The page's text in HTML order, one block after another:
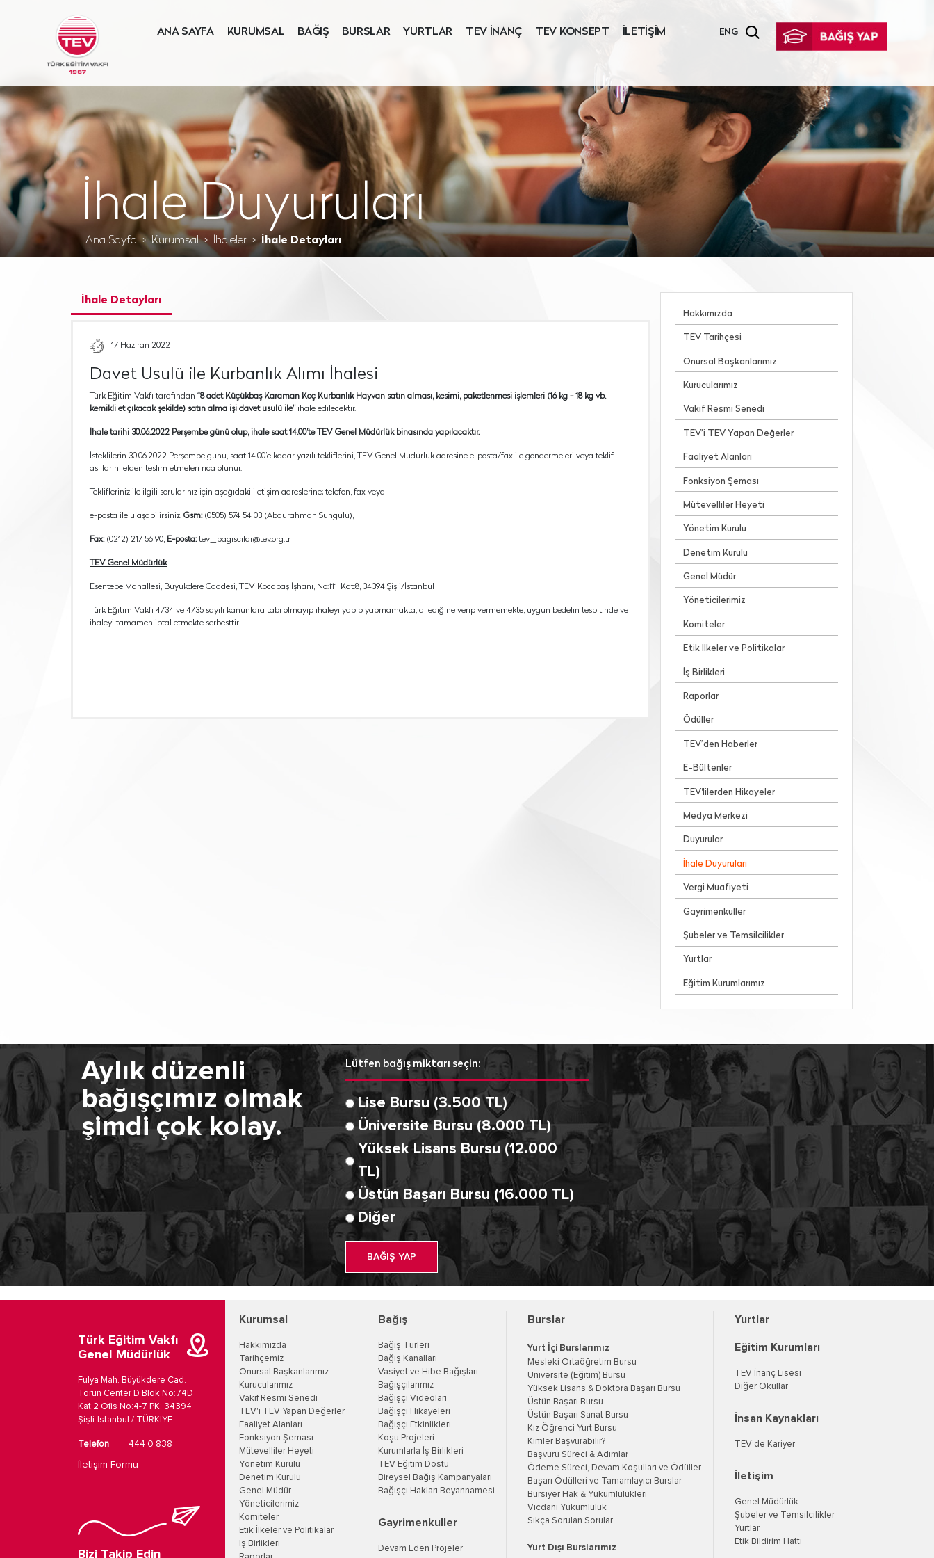
ANA SAYFA KURUMSAL BAĞIŞ BURSLAR YURTLAR TEV İNANÇ TEV KONSEPT İLETİŞİM ENG
İhale Duyuruları
Ana Sayfa Kurumsal İhaleler İhale Detayları
İhale Detayları
17 Haziran 2022
Davet Usulü ile Kurbanlık Alımı İhalesi
Türk Eğitim Vakfı tarafından “8 adet Küçükbaş Karaman Koç Kurbanlık Hayvan satın alması, kesimi, paketlenmesi işlemleri (16 kg - 18 kg vb.
kemikli et çıkacak şekilde) satın alma işi davet usulü ile” ihale edilecektir.
İhale tarihi 30.06.2022 Perşembe günü olup, ihale saat 14.00’te TEV Genel Müdürlük binasında yapılacaktır.
İsteklilerin 30.06.2022 Perşembe günü, saat 14.00’e kadar yazılı tekliflerini, TEV Genel Müdürlük adresine e-posta/fax ile göndermeleri veya teklif
asıllarını elden teslim etmeleri rica olunur.
Teklifleriniz ile ilgili sorularınız için aşağıdaki iletişim adreslerine; telefon, fax veya
e-posta ile ulaşabilirsiniz. Gsm: (0505) 574 54 03 (Abdurahman Süngülü),
Fax: (0212) 217 56 90, E-posta:tev_bagiscilar@tev.org.tr
TEV Genel Müdürlük
Esentepe Mahallesi, Büyükdere Caddesi, TEV Kocabaş İşhanı, No:111, Kat:8, 34394 Şişli/İstanbul
Türk Eğitim Vakfı 4734 ve 4735 sayılı kanunlara tabi olmayıp ihaleyi yapıp yapmamakta, dilediğine verip vermemekte, uygun bedelin tespitinde ve
ihaleyi tamamen iptal etmekte serbesttir.
Hakkımızda
TEV Tarihçesi
Onursal Başkanlarımız
Kurucularımız
Vakıf Resmi Senedi
TEV’i TEV Yapan Değerler
Faaliyet Alanları
Fonksiyon Şeması
Mütevelliler Heyeti
Yönetim Kurulu
Denetim Kurulu
Genel Müdür
Yöneticilerimiz
Komiteler
Etik İlkeler ve Politikalar
İş Birlikleri
Raporlar
Ödüller
TEV’den Haberler
E-Bültenler
TEV'lilerden Hikayeler
Medya Merkezi
Duyurular
İhale Duyuruları
Vergi Muafiyeti
Gayrimenkuller
Şubeler ve Temsilcilikler
Yurtlar
Eğitim Kurumlarımız
Aylık düzenli
bağışçımız olmak
şimdi çok kolay.
Lütfen bağış miktarı seçin:
Lise Bursu (3.500 TL)
Üniversite Bursu (8.000 TL)
Yüksek Lisans Bursu (12.000
TL)
Üstün Başarı Bursu (16.000 TL)
Diğer
BAĞIŞ YAP
Türk Eğitim Vakfı
Genel Müdürlük
Fulya Mah. Büyükdere Cad.
Torun Center D Blok No:74D
Kat:2 Ofis No:4-7 PK: 34394
Şişli-İstanbul / TÜRKİYE
Telefon 444 0 838
İletişim Formu
Bizi Takip Edin
Kurumsal
Hakkımızda
Tarihçemiz
Onursal Başkanlarımız
Kurucularımız
Vakıf Resmi Senedi
TEV'i TEV Yapan Değerler
Faaliyet Alanları
Fonksiyon Şeması
Mütevelliler Heyeti
Yönetim Kurulu
Denetim Kurulu
Genel Müdür
Yöneticilerimiz
Komiteler
Etik İlkeler ve Politikalar
İş Birlikleri
Bağış
Bağış Türleri
Bağış Kanalları
Vasiyet ve Hibe Bağışları
Bağışçılarımız
Bağışçı Videoları
Bağışçı Hikayeleri
Bağışçı Etkinlikleri
Koşu Projeleri
Kurumlarla İş Birlikleri
TEV Eğitim Dostu
Bireysel Bağış Kampanyaları
Bağışçı Hakları Beyannamesi
Gayrimenkuller
Devam Eden Projeler
Burslar
Yurt İçi Burslarımız
Mesleki Ortaöğretim Bursu
Üniversite (Eğitim) Bursu
Yüksek Lisans & Doktora Başarı Bursu
Üstün Başarı Bursu
Üstün Başarı Sanat Bursu
Kız Öğrenci Yurt Bursu
Kimler Başvurabilir?
Başvuru Süreci & Adımlar
Ödeme Süreci, Devam Koşulları ve Ödüller
Başarı Ödülleri ve Tamamlayıcı Burslar
Bursiyer Hak & Yükümlülükleri
Vicdani Yükümlülük
Sıkça Sorulan Sorular
Yurt Dışı Burslarımız
Yurtlar
Eğitim Kurumları
TEV İnanç Lisesi
Diğer Okullar
İnsan Kaynakları
TEV’de Kariyer
İletişim
Genel Müdürlük
Şubeler ve Temsilcilikler
Yurtlar
Etik Bildirim Hattı